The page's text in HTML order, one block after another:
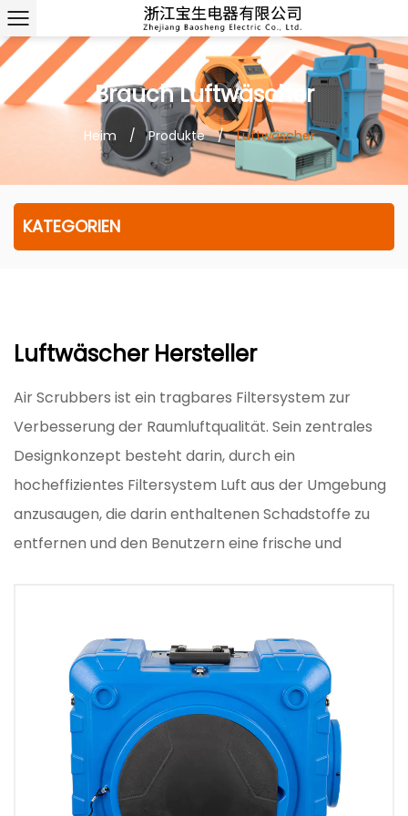
Brauch Luftwäscher
Heim / Produkte / Luftwäscher
KATEGORIEN
Luftwäscher Hersteller
Air Scrubbers ist ein tragbares Filtersystem zur
Verbesserung der Raumluftqualität. Sein zentrales
Designkonzept besteht darin, durch ein
hocheffizientes Filtersystem Luft aus der Umgebung
anzusaugen, die darin enthaltenen Schadstoffe zu
entfernen und den Benutzern eine frische und
anderen Systemen bestehen. Das Funktionsprinzip
ist wie folgt: Der Motor und der Lüfter im Inneren der
Maschine zirkulieren den Raumluftstrom und Die
verschmutzte Luft strömt durch die Luftfilter im
Inneren der Maschine. Nachdem die verschmutzte
Luft durch den Luftfilter im Inneren der Maschine